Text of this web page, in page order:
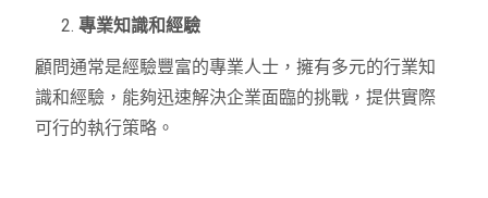
專業知識和經驗
顧問通常是經驗豐富的專業人士，擁有多元的行業知
識和經驗，能夠迅速解決企業面臨的挑戰，提供實際
可行的執行策略。